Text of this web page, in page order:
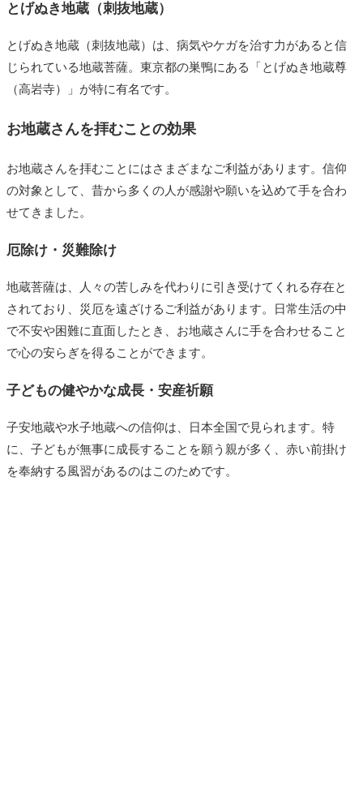
とげぬき地蔵（刺抜地蔵）
とげぬき地蔵（刺抜地蔵）は、病気やケガを治す力があると信
じられている地蔵菩薩。東京都の巣鴨にある「とげぬき地蔵尊
（高岩寺）」が特に有名です。
お地蔵さんを拝むことの効果
お地蔵さんを拝むことにはさまざまなご利益があります。信仰
の対象として、昔から多くの人が感謝や願いを込めて手を合わ
せてきました。
厄除け・災難除け
地蔵菩薩は、人々の苦しみを代わりに引き受けてくれる存在と
されており、災厄を遠ざけるご利益があります。日常生活の中
で不安や困難に直面したとき、お地蔵さんに手を合わせること
で心の安らぎを得ることができます。
子どもの健やかな成長・安産祈願
子安地蔵や水子地蔵への信仰は、日本全国で見られます。特
に、子どもが無事に成長することを願う親が多く、赤い前掛け
を奉納する風習があるのはこのためです。